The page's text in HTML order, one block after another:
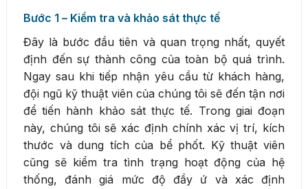
Bước 1 – Kiểm tra và khảo sát thực tế
Đây là bước đầu tiên và quan trọng nhất, quyết
định đến sự thành công của toàn bộ quá trình.
Ngay sau khi tiếp nhận yêu cầu từ khách hàng,
đội ngũ kỹ thuật viên của chúng tôi sẽ đến tận nơi
để tiến hành khảo sát thực tế. Trong giai đoạn
này, chúng tôi sẽ xác định chính xác vị trí, kích
thước và dung tích của bể phốt. Kỹ thuật viên
cũng sẽ kiểm tra tình trạng hoạt động của hệ
thống, đánh giá mức độ đầy ứ và xác định